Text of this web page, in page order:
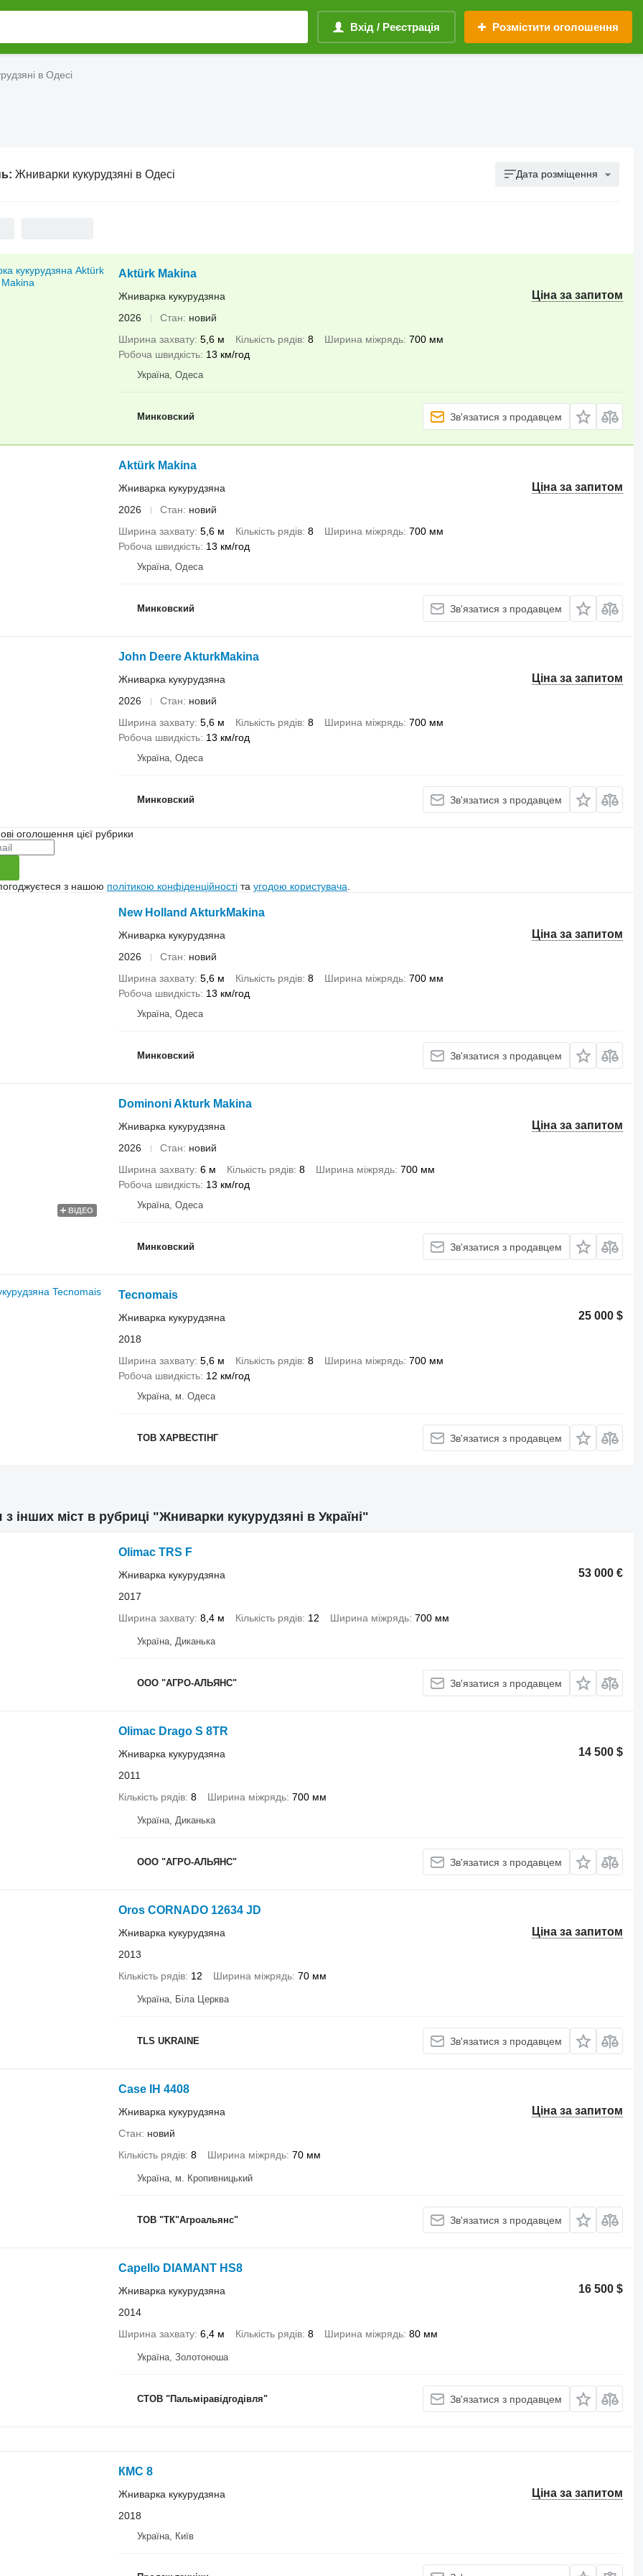
Вхід / Реєстрація Розмістити оголошення
в Одесі
Жниварки кукурудзяні в Одесі Дата розміщення
Aktürk Makina
Ціна за запитом
Жниварка кукурудзяна
2026
Стан
новий
Ширина захвату 5,6 м Кількість рядів 8 Ширина міжрядь 700 мм
Робоча швидкість 13 км/год
Україна, Одеса
Минковский Зв'язатися з продавцем
Aktürk Makina
Ціна за запитом
Жниварка кукурудзяна
2026
Стан
новий
Ширина захвату 5,6 м Кількість рядів 8 Ширина міжрядь 700 мм
Робоча швидкість 13 км/год
Україна, Одеса
Минковский Зв'язатися з продавцем
John Deere AkturkMakina
Ціна за запитом
Жниварка кукурудзяна
2026
Стан
новий
Ширина захвату 5,6 м Кількість рядів 8 Ширина міжрядь 700 мм
Робоча швидкість 13 км/год
Україна, Одеса
Минковский Зв'язатися з продавцем
оголошення цієї рубрики
з нашою політикою конфіденційностіта угодою користувача
New Holland AkturkMakina
Ціна за запитом
Жниварка кукурудзяна
2026
Стан
новий
Ширина захвату 5,6 м Кількість рядів 8 Ширина міжрядь 700 мм
Робоча швидкість 13 км/год
Україна, Одеса
Минковский Зв'язатися з продавцем
ВІДЕО
Dominoni Akturk Makina
Ціна за запитом
Жниварка кукурудзяна
2026
Стан
новий
Ширина захвату 6 м Кількість рядів 8 Ширина міжрядь 700 мм
Робоча швидкість 13 км/год
Україна, Одеса
Минковский Зв'язатися з продавцем
Tecnomais
25 000 $
Жниварка кукурудзяна
2018
Ширина захвату 5,6 м Кількість рядів 8 Ширина міжрядь 700 мм
Робоча швидкість 12 км/год
Україна, м. Одеса
ТОВ ХАРВЕСТІНГ Зв'язатися з продавцем
інших міст в рубриці "Жниварки кукурудзяні в Україні"
Olimac TRS F
53 000 €
Жниварка кукурудзяна
2017
Ширина захвату 8,4 м Кількість рядів 12 Ширина міжрядь 700 мм
Україна, Диканька
ООО "АГРО-АЛЬЯНС" Зв'язатися з продавцем
Olimac Drago S 8TR
14 500 $
Жниварка кукурудзяна
2011
Кількість рядів 8 Ширина міжрядь 700 мм
Україна, Диканька
ООО "АГРО-АЛЬЯНС" Зв'язатися з продавцем
Oros CORNADO 12634 JD
Ціна за запитом
Жниварка кукурудзяна
2013
Кількість рядів 12 Ширина міжрядь 70 мм
Україна, Біла Церква
TLS UKRAINE Зв'язатися з продавцем
Case IH 4408
Ціна за запитом
Жниварка кукурудзяна
Стан
новий
Кількість рядів 8 Ширина міжрядь 70 мм
Україна, м. Кропивницький
ТОВ "ТК"Агроальянс" Зв'язатися з продавцем
Capello DIAMANT HS8
16 500 $
Жниварка кукурудзяна
2014
Ширина захвату 6,4 м Кількість рядів 8 Ширина міжрядь 80 мм
Україна, Золотоноша
СТОВ "Пальміравідгодівля" Зв'язатися з продавцем
КМС 8
Ціна за запитом
Жниварка кукурудзяна
2018
Україна, Київ